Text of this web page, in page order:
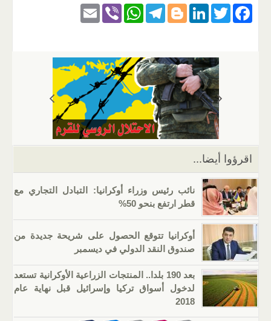
F
k
T
er
Li
e
dI
n
Bl
g
er
T
gr
a
m
W
s
A
p
p
Vi
اقرؤوا أيضا...
نائب رئيس وزراء أوكرانيا: التبادل التجاري مع
قطر ارتفع بنحو 50%
أوكرانيا تتوقع الحصول على شريحة جديدة من
صندوق النقد الدولي في ديسمبر
بعد 190 بلدا.. المنتجات الزراعية الأوكرانية تستعد
لدخول أسواق تركيا وإسرائيل قبل نهاية عام
2018